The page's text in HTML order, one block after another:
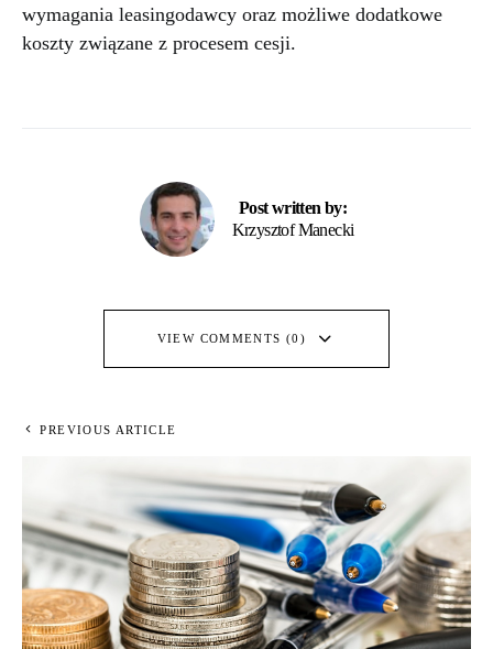
wymagania leasingodawcy oraz możliwe dodatkowe
koszty związane z procesem cesji.
Post written by:
Krzysztof Manecki
VIEW COMMENTS (0)
PREVIOUS ARTICLE